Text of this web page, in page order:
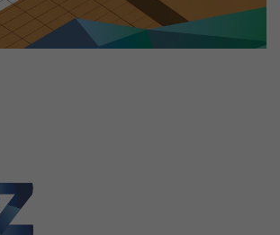
Informationen darüber zu speichern, wie
Besucher eine Website nutzen, und hilft bei
der Erstellung eines Analyseberichts darüber,
_gat_UA-53926628-3
Google Analytics